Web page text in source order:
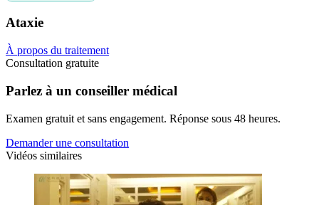
Ataxie
À propos du traitement
Consultation gratuite
Parlez à un conseiller médical
Examen gratuit et sans engagement. Réponse sous 48 heures.
Demander une consultation
Vidéos similaires